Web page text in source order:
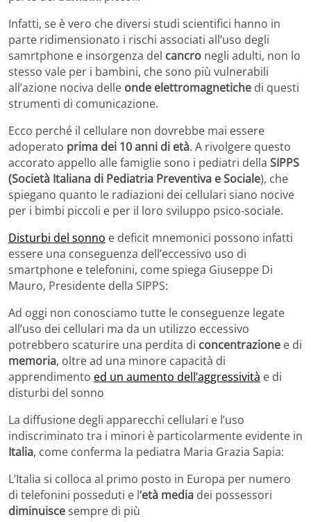
Infatti, se è vero che diversi studi scientifici hanno in
parte ridimensionato i rischi associati all’uso degli
samrtphone e insorgenza del cancro negli adulti, non lo
stesso vale per i bambini, che sono più vulnerabili
all’azione nociva delle onde elettromagnetiche di questi
strumenti di comunicazione.
Ecco perché il cellulare non dovrebbe mai essere
adoperato prima dei 10 anni di età. A rivolgere questo
accorato appello alle famiglie sono i pediatri della SIPPS
(Società Italiana di Pediatria Preventiva e Sociale), che
spiegano quanto le radiazioni dei cellulari siano nocive
per i bimbi piccoli e per il loro sviluppo psico-sociale.
Disturbi del sonno e deficit mnemonici possono infatti
essere una conseguenza dell’eccessivo uso di
smartphone e telefonini, come spiega Giuseppe Di
Mauro, Presidente della SIPPS:
Ad oggi non conosciamo tutte le conseguenze legate
all’uso dei cellulari ma da un utilizzo eccessivo
potrebbero scaturire una perdita di concentrazione e di
memoria, oltre ad una minore capacità di
apprendimento ed un aumento dell’aggressività e di
disturbi del sonno
La diffusione degli apparecchi cellulari e l’uso
indiscriminato tra i minori è particolarmente evidente in
Italia, come conferma la pediatra Maria Grazia Sapia:
L’Italia si colloca al primo posto in Europa per numero
di telefonini posseduti e l‘età media dei possessori
diminuiscesempre di più